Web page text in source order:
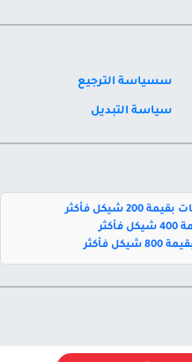
سسياسة الترجيع
سياسة التبديل
شيكل فأكثر
فأكثر